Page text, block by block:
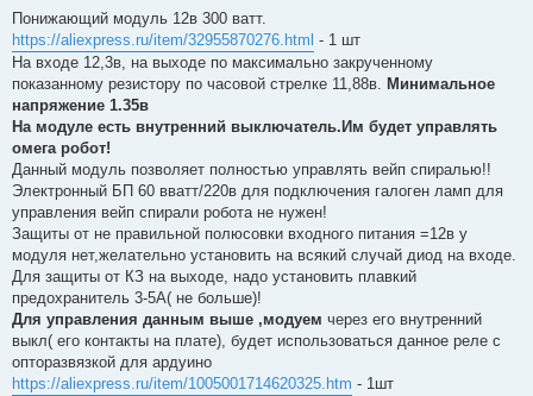
п
о
ч
и
т
а
н
н
о
е
с
о
о
б
щ
е
н
и
е
Понижающий модуль 12в 300 ватт.
https://aliexpress.ru/item/32955870276.html - 1 шт
На входе 12,3в, на выходе по максимально закрученному
показанному резистору по часовой стрелке 11,88в. Минимальное
напряжение 1.35в
На модуле есть внутренний выключатель.Им будет управлять
омега робот!
Данный модуль позволяет полностью управлять вейп спиралью!!
Электронный БП 60 вватт/220в для подключения галоген ламп для
управления вейп спирали робота не нужен!
Защиты от не правильной полюсовки входного питания =12в у
модуля нет,желательно установить на всякий случай диод на входе.
Для защиты от КЗ на выходе, надо установить плавкий
предохранитель 3-5А( не больше)!
Для управления данным выше ,модуем через его внутренний
выкл( его контакты на плате), будет использоваться данное реле с
опторазвязкой для ардуино
https://aliexpress.ru/item/1005001714620325.htm - 1шт